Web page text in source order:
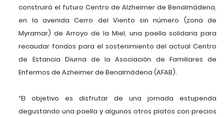
construirá el futuro Centro de Alzheimer de Benalmádena,
en la avenida Cerro del Viento sin número (zona de
Myramar) de Arroyo de la Miel, una paella solidaria para
recaudar fondos para el sostenimiento del actual Centro
de Estancia Diurna de la Asociación de Familiares de
Enfermos de Azheimer de Benalmádena (AFAB).
“El objetivo es disfrutar de una jornada estupenda
degustando una paella y algunos otros platos con precios